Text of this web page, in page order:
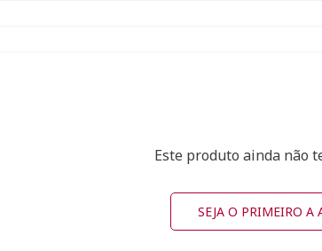
Este produto ainda não
SEJA O PRIMEIRO A